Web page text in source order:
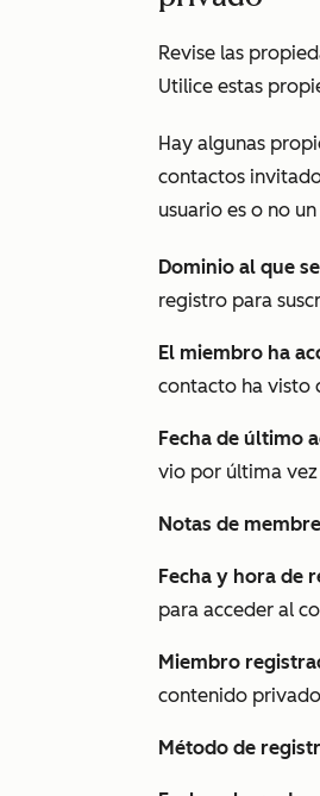
Revise las
Utilice estas
Hay algunas
contactos
usuario es o no
Dominio al que
registro para
El miembro ha
contacto ha visto
Fecha de último
vio por última
Notas de
Fecha y hora de
para acceder al
Miembro
contenido
Método de